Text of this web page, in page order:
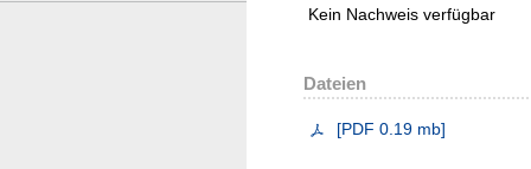
Kein Nachweis verfügbar
Dateien
[PDF 0.19 mb]